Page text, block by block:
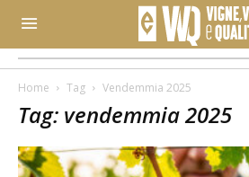
Home Tag Vendemmia 2025
Tag: vendemmia 2025